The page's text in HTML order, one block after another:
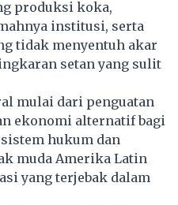
produksi koka,
institusi, serta
tidak menyentuh akar
setan yang sulit
mulai dari penguatan
ekonomi alternatif bagi
hukum dan
muda Amerika Latin
yang terjebak dalam